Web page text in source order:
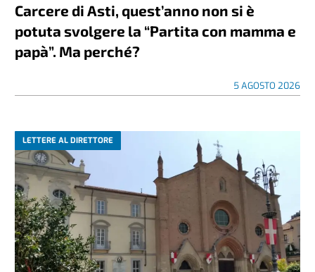
Carcere di Asti, quest’anno non si è
potuta svolgere la “Partita con mamma e
papà”. Ma perché?
5 AGOSTO 2026
LETTERE AL DIRETTORE